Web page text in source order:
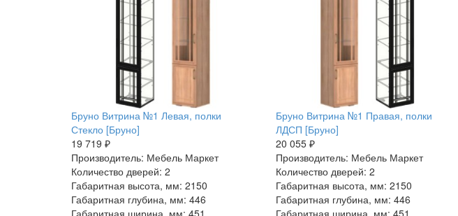
Бруно Витрина №1 Левая, полки
Стекло [Бруно]
19 719 ₽
Производитель: Мебель Маркет
Количество дверей: 2
Габаритная высота, мм: 2150
Габаритная глубина, мм: 446
Габаритная ширина, мм: 451
Бруно Витрина №1 Правая, полки
ЛДСП [Бруно]
20 055 ₽
Производитель: Мебель Маркет
Количество дверей: 2
Габаритная высота, мм: 2150
Габаритная глубина, мм: 446
Габаритная ширина, мм: 451